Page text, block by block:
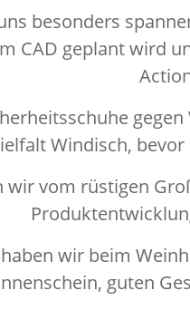
besonders
CAD geplant wird
Windisch,
vom rüstigen
wir beim
guten